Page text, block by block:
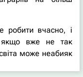
робити вчасно, і
якщо вже не так
може неабияк